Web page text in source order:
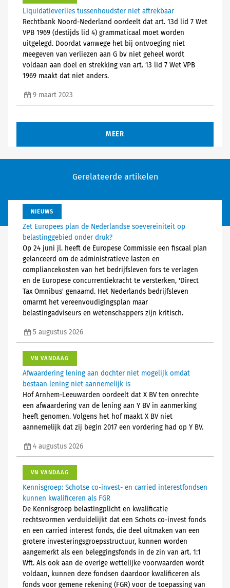
Liquidatieverlies tussenhoudster niet aftrekbaar
Rechtbank Noord-Nederland oordeelt dat art. 13d lid 7 Wet
VPB 1969 (destijds lid 4) grammaticaal moet worden
uitgelegd. Doordat vanwege het bij ontvoeging niet
meegeven van verliezen aan G bv niet geheel wordt
voldaan aan doel en strekking van art. 13 lid 7 Wet VPB
1969 maakt dat niet anders.
9 maart 2023
MEER
Gerelateerde artikelen
NIEUWS
Zet Europees plan de Nederlandse soevereiniteit op
belastinggebied onder druk?
Op 24 juni jl. heeft de Europese Commissie een fiscaal plan
gelanceerd om de administratieve lasten en
compliancekosten van het bedrijfsleven fors te verlagen
en de Europese concurrentiekracht te versterken, 'Direct
Tax Omnibus' genaamd. Het Nederlands bedrijfsleven
omarmt het vereenvoudigingsplan maar
belastingadviseurs en wetenschappers zijn kritisch.
5 augustus 2026
VN VANDAAG
Afwaardering lening aan dochter niet mogelijk omdat
bestaan lening niet aannemelijk is
Hof Arnhem-Leeuwarden oordeelt dat X BV ten onrechte
een afwaardering van de lening aan Y BV in aanmerking
heeft genomen. Volgens het hof maakt X BV niet
aannemelijk dat zij begin 2017 een vordering had op Y BV.
4 augustus 2026
VN VANDAAG
Kennisgroep: Schotse co-invest- en carried interestfondsen
kunnen kwalificeren als FGR
De Kennisgroep belastingplicht en kwalificatie
rechtsvormen verduidelijkt dat een Schots co-invest fonds
en een carried interest fonds, die deel uitmaken van een
grotere investeringsgroepsstructuur, kunnen worden
aangemerkt als een beleggingsfonds in de zin van art. 1:1
Wft. Als ook aan de overige wettelijke voorwaarden wordt
voldaan, kunnen deze fondsen daardoor kwalificeren als
fonds voor gemene rekening (FGR) voor de toepassing van